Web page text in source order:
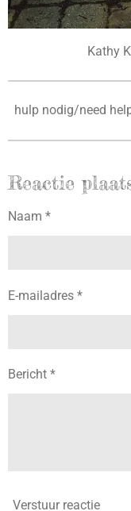
Kathy
hulp nodig/need
Reactie
Naam *
E-mailadres *
Bericht *
Verstuur reactie